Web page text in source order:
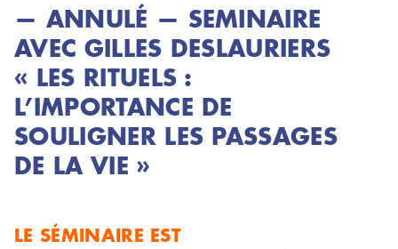
— ANNULÉ — SEMINAIRE
AVEC GILLES DESLAURIERS
« LES RITUELS :
L’IMPORTANCE DE
SOULIGNER LES PASSAGES
DE LA VIE »
LE SÉMINAIRE EST